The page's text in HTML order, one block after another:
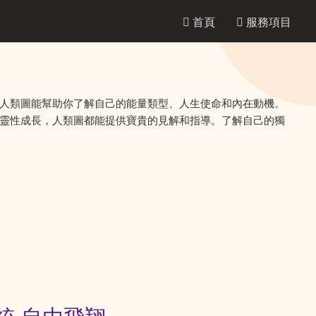
首頁 服務項目
圖能幫助你了解自己的能量類型、人生使命和內在動機。
性成長，人類圖都能提供寶貴的見解和指導。了解自己的獨